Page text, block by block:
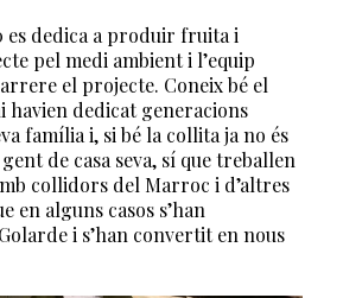
es dedica a produir fruita i
pel medi ambient i l’equip
el projecte. Coneix bé el
havien dedicat generacions
família i, si bé la collita ja no és
de casa seva, sí que treballen
collidors del Marroc i d’altres
en alguns casos s’han
i s’han convertit en nous